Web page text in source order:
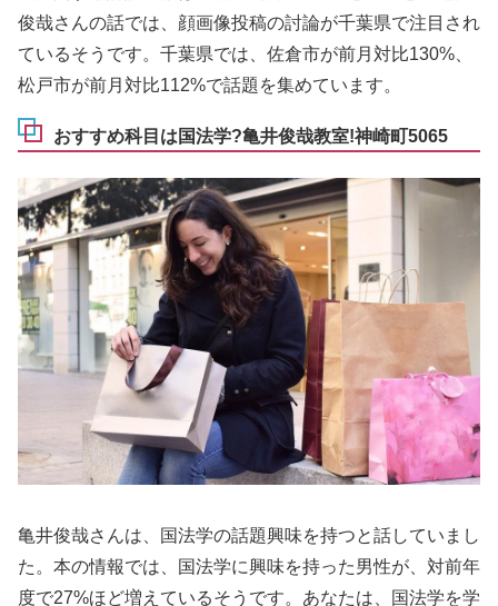
俊哉さんの話では、顔画像投稿の討論が千葉県で注目され
ているそうです。千葉県では、佐倉市が前月対比130%、
松戸市が前月対比112%で話題を集めています。
おすすめ科目は国法学?亀井俊哉教室!神崎町5065
亀井俊哉さんは、国法学の話題興味を持つと話していまし
た。本の情報では、国法学に興味を持った男性が、対前年
度で27%ほど増えているそうです。あなたは、国法学を学